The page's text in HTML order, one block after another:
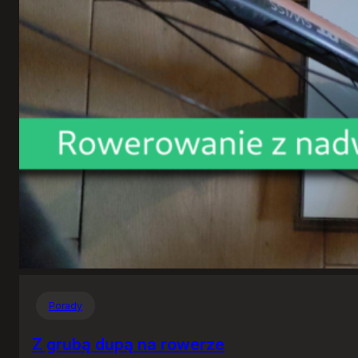
Porady
Z grubą dupą na rowerze